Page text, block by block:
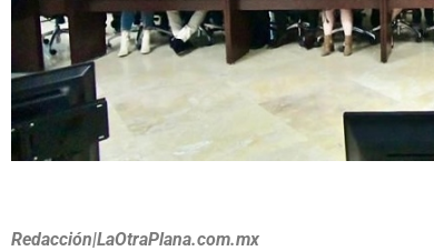
Redacción|LaOtraPlana.com.mx